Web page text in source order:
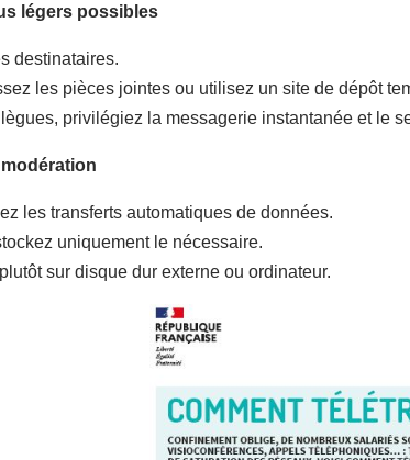
légers possibles
destinataires.
les pièces jointes ou utilisez un site de dépôt
privilégiez la messagerie instantanée et le
les transferts automatiques de données.
uniquement le nécessaire.
sur disque dur externe ou ordinateur.